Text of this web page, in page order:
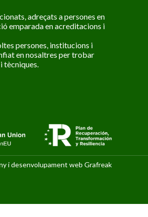
adreçats a persones en
emparada en acreditacions i
persones, institucions i
en nosaltres per trobar
i desenvolupament web Grafreak